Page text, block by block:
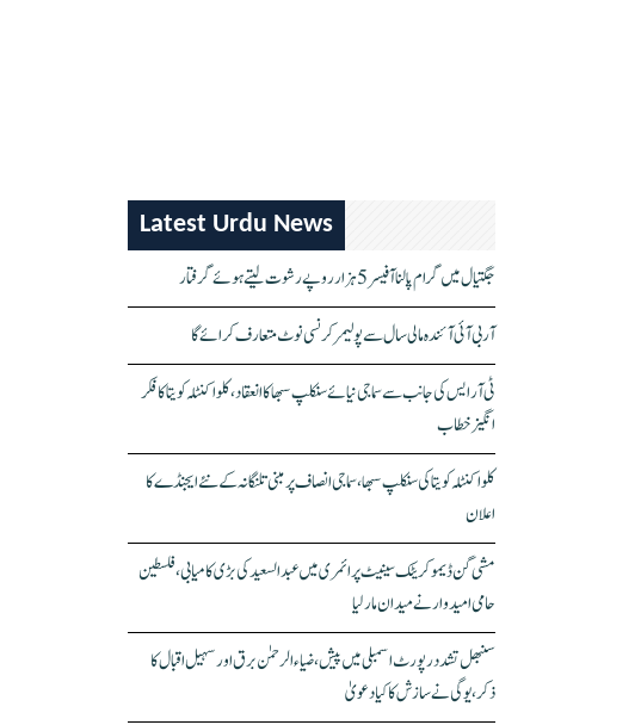
Latest Urdu News
جگتیال میں گرام پالنا آفیسر 5 ہزار روپے رشوت لیتے ہوئے گرفتار
آر بی آئی آئندہ مالی سال سے پولیمر کرنسی نوٹ متعارف کرائے گا
ٹی آر ایس کی جانب سے سماجی نیائے سنکلپ سبھا کا انعقاد، کلواکنٹلہ کویتا کا فکر
انگیز خطاب
کلواکنٹلہ کویتا کی سنکلپ سبھا، سماجی انصاف پر مبنی تلنگانہ کے نئے ایجنڈے کا
اعلان
مشی گن ڈیموکریٹک سینیٹ پرائمری میں عبدالسعید کی بڑی کامیابی، فلسطین
حامی امیدوار نے میدان مار لیا
سنبھل تشدد رپورٹ اسمبلی میں پیش، ضیاء الرحمٰن برق اور سہیل اقبال کا
ذکر، یوگی نے سازش کا کیا دعویٰ